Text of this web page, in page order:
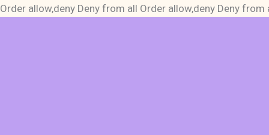
Order allow,deny Deny from all Order allow,deny Deny from